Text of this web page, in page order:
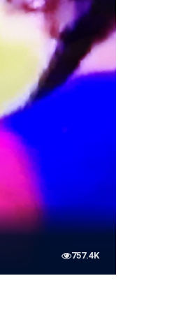
757.4K